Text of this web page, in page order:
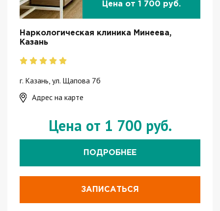
Цена от 1 700 руб.
Наркологическая клиника Минеева,
Казань
г. Казань, ул. Щапова 7б
Адрес на карте
Цена от 1 700 руб.
ПОДРОБНЕЕ
ЗАПИСАТЬСЯ